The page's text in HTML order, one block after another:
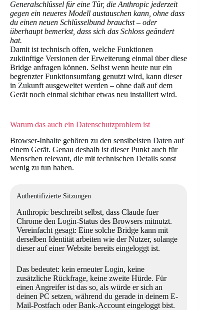
Generalschlüssel für eine Tür, die Anthropic jederzeit
gegen ein neueres Modell austauschen kann, ohne dass
du einen neuen Schlüsselbund brauchst – oder
überhaupt bemerkst, dass sich das Schloss geändert
hat.
Damit ist technisch offen, welche Funktionen
zukünftige Versionen der Erweiterung einmal über diese
Bridge anfragen können. Selbst wenn heute nur ein
begrenzter Funktionsumfang genutzt wird, kann dieser
in Zukunft ausgeweitet werden – ohne daß auf dem
Gerät noch einmal sichtbar etwas neu installiert wird.
Warum das auch ein Datenschutzproblem ist
Browser-Inhalte gehören zu den sensibelsten Daten auf
einem Gerät. Genau deshalb ist dieser Punkt auch für
Menschen relevant, die mit technischen Details sonst
wenig zu tun haben.
Authentifizierte Sitzungen
Anthropic beschreibt selbst, dass Claude fuer
Chrome den Login-Status des Browsers mitnutzt.
Vereinfacht gesagt: Eine solche Bridge kann mit
derselben Identität arbeiten wie der Nutzer, solange
dieser auf einer Website bereits eingeloggt ist.
Das bedeutet: kein erneuter Login, keine
zusätzliche Rückfrage, keine zweite Hürde. Für
einen Angreifer ist das so, als würde er sich an
deinen PC setzen, während du gerade in deinem E-
Mail-Postfach oder Bank-Account eingeloggt bist.